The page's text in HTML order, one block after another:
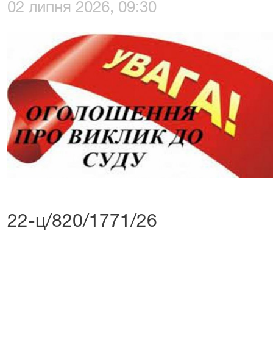
02 липня 2026, 09:30
22-ц/820/1771/26